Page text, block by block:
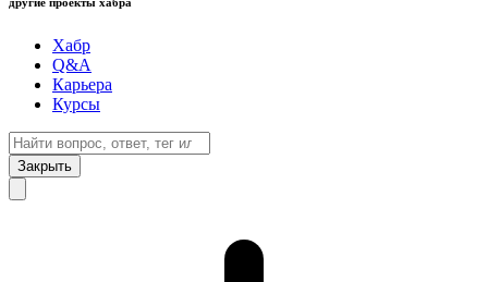
Хабр
Q&A
Карьера
Курсы
Закрыть